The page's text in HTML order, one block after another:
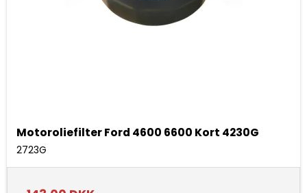
Motoroliefilter Ford 4600 6600 Kort 4230G
2723G